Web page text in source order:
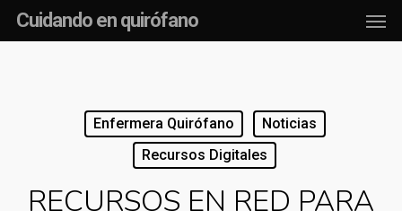
Skip
to
Cuidando en quirófano
Enfermera Quirófano
Noticias
Recursos Digitales
RECURSOS EN RED PARA